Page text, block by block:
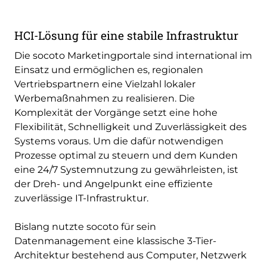
HCI-Lösung für eine stabile Infrastruktur
Die socoto Marketingportale sind international im
Einsatz und ermöglichen es, regionalen
Vertriebspartnern eine Vielzahl lokaler
Werbemaßnahmen zu realisieren. Die
Komplexität der Vorgänge setzt eine hohe
Flexibilität, Schnelligkeit und Zuverlässigkeit des
Systems voraus. Um die dafür notwendigen
Prozesse optimal zu steuern und dem Kunden
eine 24/7 Systemnutzung zu gewährleisten, ist
der Dreh- und Angelpunkt eine effiziente
zuverlässige IT-Infrastruktur.
Bislang nutzte socoto für sein
Datenmanagement eine klassische 3-Tier-
Architektur bestehend aus Computer, Netzwerk